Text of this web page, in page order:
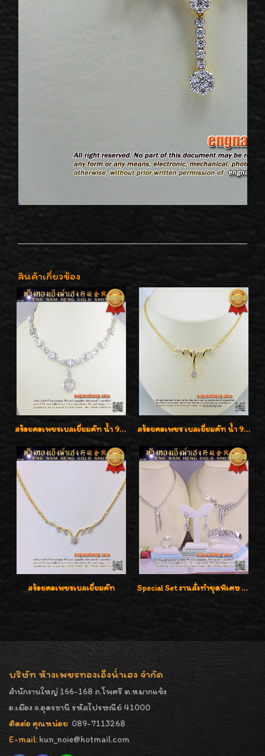
สินค้าเกี่ยวข้อง
สร้อยคอเพชรเบลเยี่ยมคัท น้ำ 99% E-Color / VVS น้ำหนักเพชรรวม 16.05 กะรัต สร้อยคอเพชร เบลเยี่ยมคัท น้ำ 98% F-Color/VVS รูปแบบหวานใส่สวยดูดีน่ารักสุดๆค่ะ
สร้อยคอเพชรเบลเยี่ยมคัท Special Set งานสั่งทำชุดพิเศษ เพชรคัดทุกชิ้น สวยหรูหรา ราคามิตรภาพค่ะ
บริษัท ห้างเพชรทองเอ็งน่ำเฮง จำกัด
สำนักงานใหญ่ 166-168 ถ.โพศรี ต.หมากแข้ง
อ.เมือง จ.อุดรธานี รหัสไปรษณีย์ 41000
ติดต่อ คุณหน่อย 089-7113268
E-mail: kun_noie@hotmail.com